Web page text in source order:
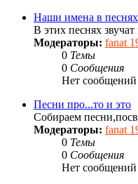
Наши имена в песнях
В этих песнях
Модераторы: fanat
0 Темы
0 Сообщения
Нет сообщений
Песни про...то и это
Собираем
Модераторы: fanat
0 Темы
0 Сообщения
Нет сообщений